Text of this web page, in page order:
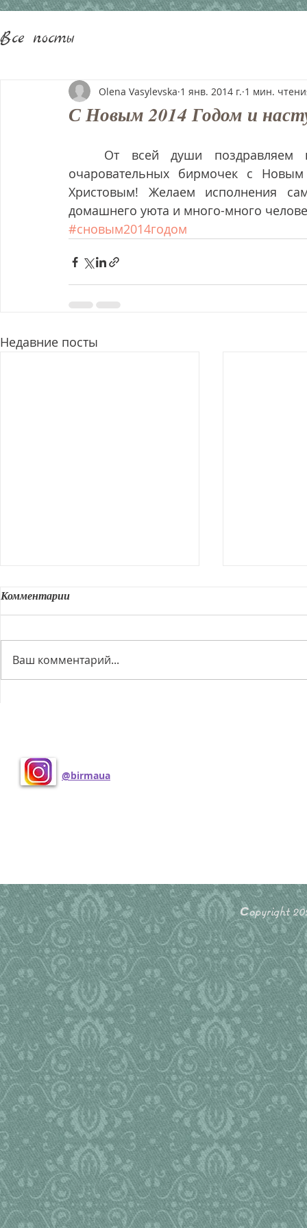
Все посты
С Новым 2014 Годом и
Olena Vasylevska 1 янв. 2014 г. 1 мин.
очаровательных бирмочек с
Христовым! Желаем исполнения
домашнего уюта и много-много
#сновым2014годом
Недавние посты
У нас є кошенята! Вчотирьох
Комментарии
Ваш комментарий...
@birmaua
Сopyright